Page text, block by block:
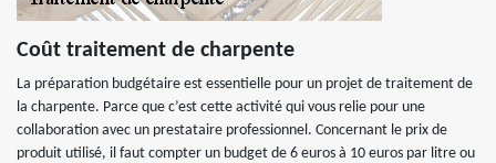
Coût traitement de charpente
La préparation budgétaire est essentielle pour un projet de traitement de
la charpente. Parce que c’est cette activité qui vous relie pour une
collaboration avec un prestataire professionnel. Concernant le prix de
produit utilisé, il faut compter un budget de 6 euros à 10 euros par litre ou